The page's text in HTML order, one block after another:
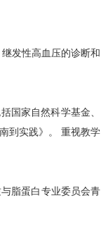
发性高血压的诊断和
国家自然科学基金、
到实践》。 重视教学
脂蛋白专业委员会青